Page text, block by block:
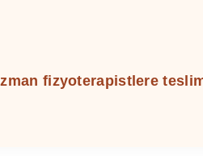
fizyoterapistlere